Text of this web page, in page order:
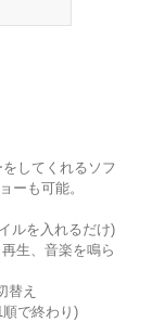
してくれるソフ
ーも可能。
ルを入れるだけ)
生、音楽を鳴ら
替え
で終わり)